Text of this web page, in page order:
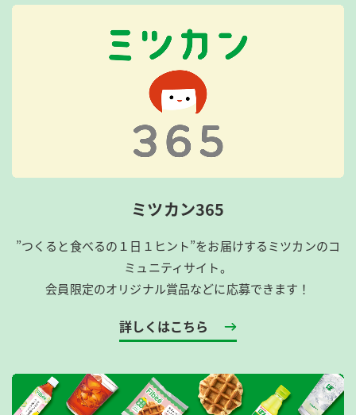
ミツカン365
”つくると食べるの１日１ヒント”をお届けするミツカンのコ
ミュニティサイト。
会員限定のオリジナル賞品などに応募できます！
詳しくはこちら